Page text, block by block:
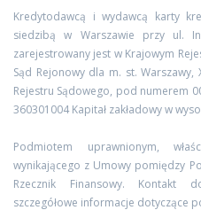
Kredytodawcą i wydawcą karty
siedzibą w Warszawie przy ul.
zarejestrowany jest w Krajowym
Sąd Rejonowy dla m. st. Warszawy,
Rejestru Sądowego, pod numerem
360301004 Kapitał zakładowy w
Podmiotem uprawnionym,
wynikającego z Umowy pomiędzy
Rzecznik Finansowy. Kontakt
szczegółowe informacje dotyczące